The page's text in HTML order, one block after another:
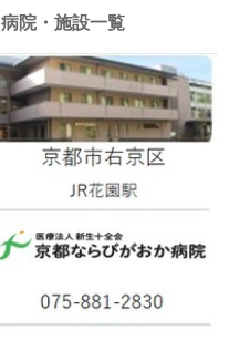
院・施設一覧